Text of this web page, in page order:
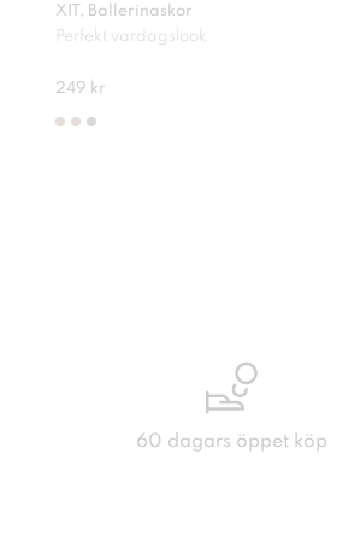
XIT, Ballerinaskor
Perfekt vardagslook
249 kr
60 dagars öppet köp